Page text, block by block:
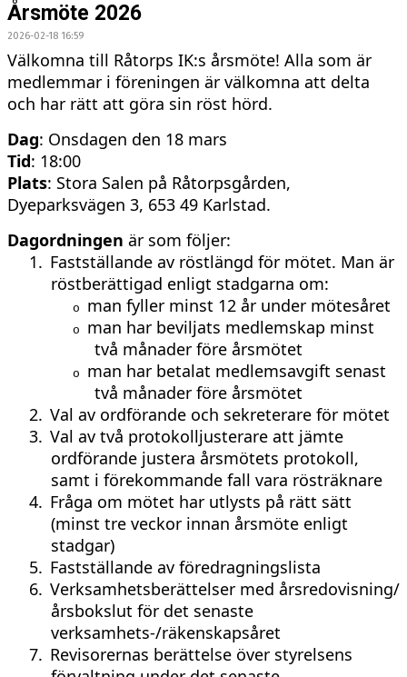
Årsmöte 2026
2026-02-18 16:59
Välkomna till Råtorps IK:s årsmöte! Alla som är
medlemmar i föreningen är välkomna att delta
och har rätt att göra sin röst hörd.
Dag: Onsdagen den 18 mars
Tid: 18:00
Plats: Stora Salen på Råtorpsgården,
Dyeparksvägen 3, 653 49 Karlstad.
Dagordningen är som följer:
1. Fastställande av röstlängd för mötet. Man är
röstberättigad enligt stadgarna om:
o man fyller minst 12 år under mötesåret
o
man har beviljats medlemskap minst
två månader före årsmötet
o
man har betalat medlemsavgift senast
två månader före årsmötet
2. Val av ordförande och sekreterare för mötet
3. Val av två protokolljusterare att jämte
ordförande justera årsmötets protokoll,
samt i förekommande fall vara rösträknare
4. Fråga om mötet har utlysts på rätt sätt
(minst tre veckor innan årsmöte enligt
stadgar)
5. Fastställande av föredragningslista
6. Verksamhetsberättelser med årsredovisning/
årsbokslut för det senaste
verksamhets-/räkenskapsåret
7. Revisorernas berättelse över styrelsens